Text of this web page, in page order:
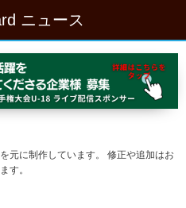
ニュース
元に制作しています。 修正や追加はお
す。